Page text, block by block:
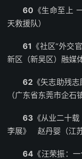
60 《生命至上
天救援队）
61 《社区“外交
新区（新吴区）融媒
62 《矢志助残
（广东省东莞市企石
63 《从业二十
李展》 赵丹婴（江
64 《汪荣振：